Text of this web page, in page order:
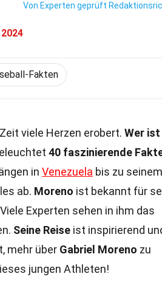
Von Experten geprüft
Fakten
viele Herzen erobert. Wer ist
40 faszinierende
in Venezuela bis zu seinem
ab. Moreno ist bekannt für
Experten sehen in ihm das
Seine Reise ist inspirierend
mehr über Gabriel Moreno zu
jungen Athleten!